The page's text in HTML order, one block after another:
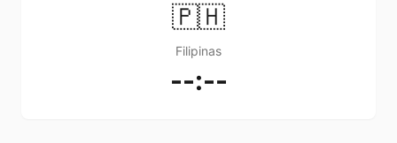
🇵🇭
Filipinas
--:--